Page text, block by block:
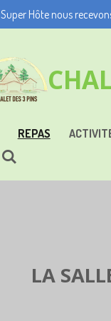
Super Hôte nous
REPAS
LA